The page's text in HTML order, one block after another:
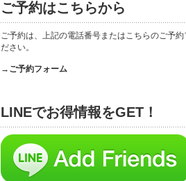
ご予約はこちらから
ご予約は、上記の電話番号またはこちらのご予約
ださい。
→ご予約フォーム
LINEでお得情報をGET！